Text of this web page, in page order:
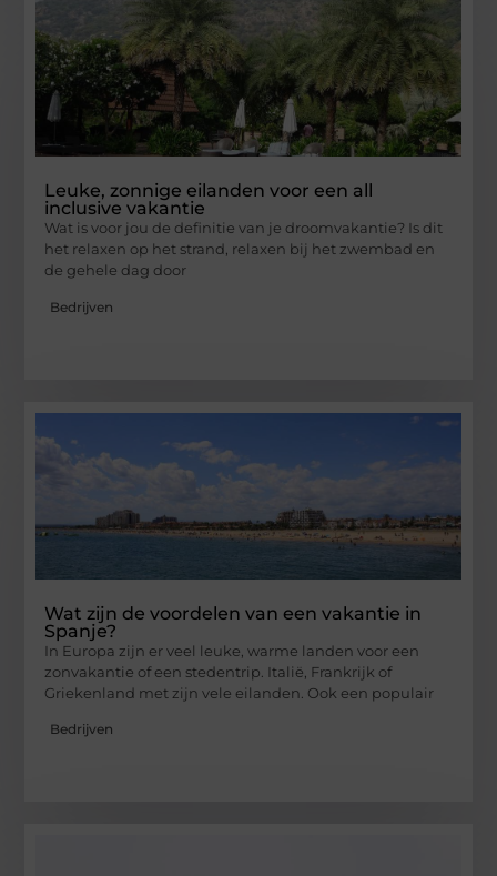
Leuke, zonnige eilanden voor een all
inclusive vakantie
Wat is voor jou de definitie van je droomvakantie? Is dit
het relaxen op het strand, relaxen bij het zwembad en
de gehele dag door
Bedrijven
Wat zijn de voordelen van een vakantie in
Spanje?
In Europa zijn er veel leuke, warme landen voor een
zonvakantie of een stedentrip. Italië, Frankrijk of
Griekenland met zijn vele eilanden. Ook een populair
Bedrijven